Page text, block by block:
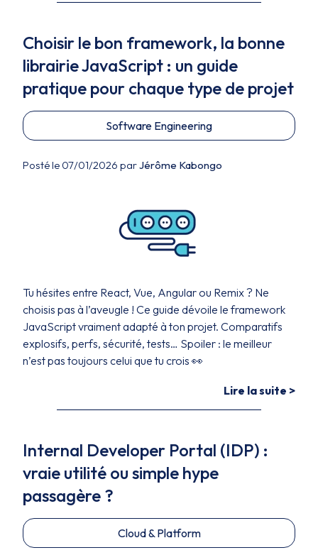
Choisir le bon framework, la bonne
librairie JavaScript : un guide
pratique pour chaque type de projet
Software Engineering
Posté le 07/01/2026 parJérôme Kabongo
Tu hésites entre React, Vue, Angular ou Remix ? Ne
choisis pas à l’aveugle ! Ce guide dévoile le framework
JavaScript vraiment adapté à ton projet. Comparatifs
explosifs, perfs, sécurité, tests… Spoiler : le meilleur
n’est pas toujours celui que tu crois 👀
Lire la suite >
Internal Developer Portal (IDP) :
vraie utilité ou simple hype
passagère ?
Cloud & Platform